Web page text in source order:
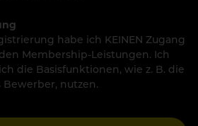
habe ich KEINEN Zugang
Membership-Leistungen. Ich
die Basisfunktionen, wie z. B. die
nutzen.